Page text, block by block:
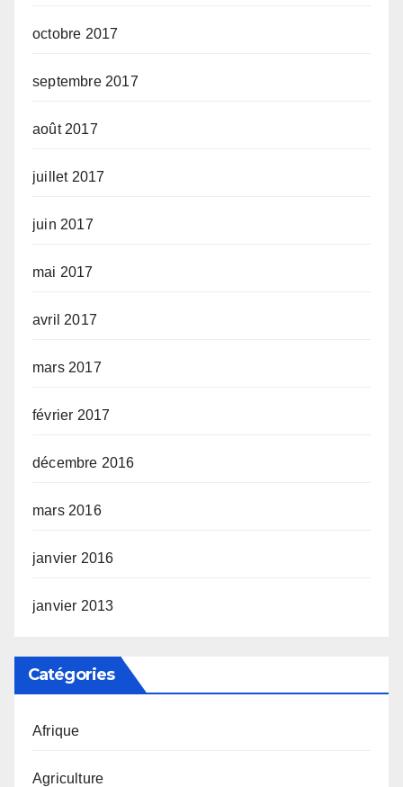
octobre 2017
septembre 2017
août 2017
juillet 2017
juin 2017
mai 2017
avril 2017
mars 2017
février 2017
décembre 2016
mars 2016
janvier 2016
janvier 2013
Catégories
Afrique
Agriculture